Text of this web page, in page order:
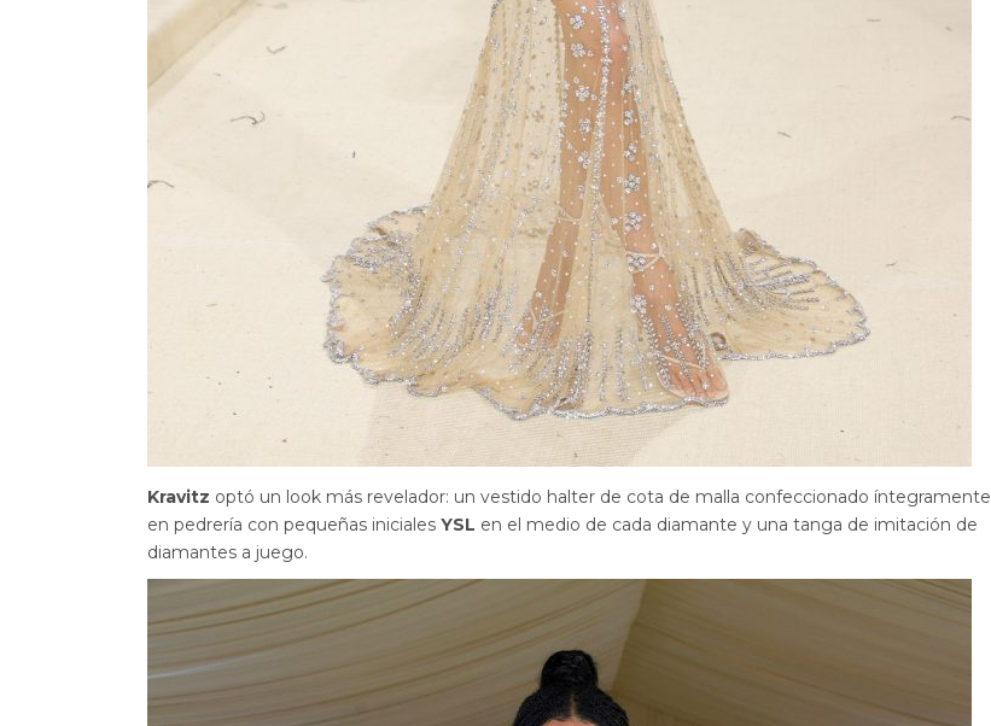
Kravitz optó un look más revelador: un vestido halter de cota de malla confeccionado íntegramente
en pedrería con pequeñas iniciales YSL en el medio de cada diamante y una tanga de imitación de
diamantes a juego.